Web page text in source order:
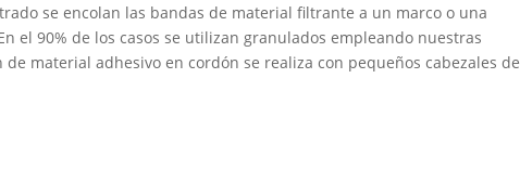
se encolan las bandas de material filtrante a un marco o una
el 90% de los casos se utilizan granulados empleando nuestras
material adhesivo en cordón se realiza con pequeños cabezales de